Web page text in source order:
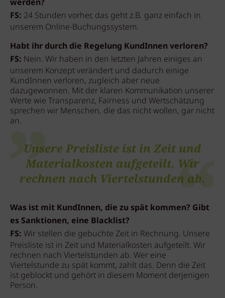
werden?
FS: 24 Stunden vorher, das geht z.B. ganz einfach in
unserem Online-Buchungssystem.
Habt ihr durch die Regelung KundInnen verloren?
FS: Nein. Wir haben in den letzten Jahren einiges an
unserem Konzept verändert und dadurch einige
KundInnen verloren, zugleich aber neue
dazugewonnen. Mit der klaren Kommunikation unserer
Werte wie Transparenz, Fairness und Wertschätzung
sprechen wir Menschen, die das nicht wollen, gar nicht
an.
Unsere Preisliste ist in Zeit und
Materialkosten aufgeteilt. Wir
rechnen nach Viertelstunden ab.
Was ist mit KundInnen, die zu spät kommen? Gibt
es Sanktionen, eine Blacklist?
FS: Wir stellen die gebuchte Zeit in Rechnung. Unsere
Preisliste ist in Zeit und Materialkosten aufgeteilt. Wir
rechnen nach Viertelstunden ab. Wer eine
Viertelstunde zu spät kommt, zahlt das. Denn die Zeit
ist geblockt und gehört in diesem Moment derjenigen
Person.